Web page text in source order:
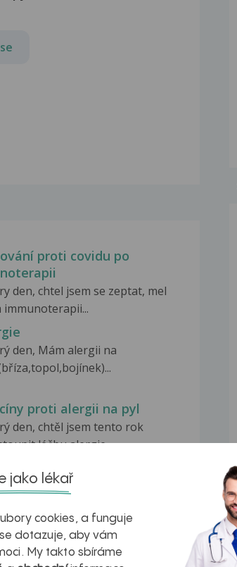
proti covidu po
den, chtel jsem se zeptat, mel
immunoterapii...
den, Mám alergii na
proti alergii na pyl
den, chtěl jsem tento rok
léčbu alergie...
jako lékař
cookies, a funguje
dotazuje, aby vám
My takto sbíráme